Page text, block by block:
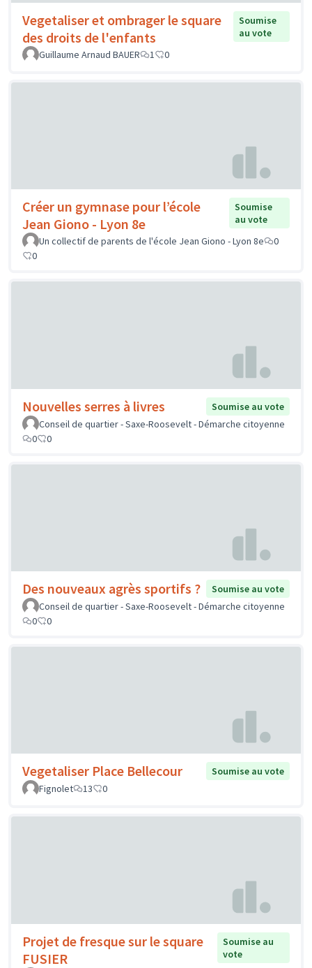
Vegetaliser et ombrager le square
des droits de l'enfants
Soumise
au vote
Guillaume Arnaud BAUER
1 0
Créer un gymnase pour l’école
Jean Giono - Lyon 8e
Soumise
au vote
Un collectif de parents de l'école Jean Giono - Lyon 8e
0
0
Nouvelles serres à livres
Soumise au vote
Conseil de quartier - Saxe-Roosevelt - Démarche citoyenne
0
0
Des nouveaux agrès sportifs ?
Soumise au vote
Conseil de quartier - Saxe-Roosevelt - Démarche citoyenne
0
0
Vegetaliser Place Bellecour
Soumise au vote
Fignolet
13 0
Projet de fresque sur le square
FUSIER
Soumise au
vote